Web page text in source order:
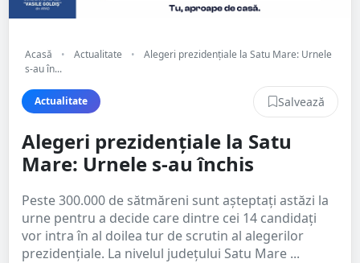
Acasă • Actualitate •
Alegeri prezidențiale la Satu Mare: Urnele
s-au în...
Actualitate Salvează
Alegeri prezidențiale la Satu
Mare: Urnele s-au închis
Peste 300.000 de sătmăreni sunt așteptați astăzi la
urne pentru a decide care dintre cei 14 candidați
vor intra în al doilea tur de scrutin al alegerilor
prezidențiale. La nivelul județului Satu Mare ...